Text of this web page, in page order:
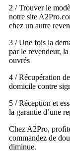
2 / Trouver le
notre site
chez un autre
3 / Une fois la
par le revendeur,
ouvrés
4 / Récupération
domicile contre
5 / Réception et
la garantie d’une
Chez A2Pro,
commandez de
diminue.